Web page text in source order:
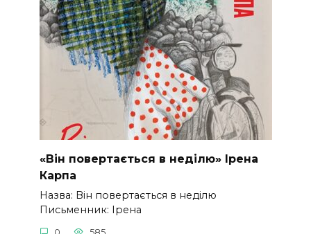
«Він повертається в неділю» Ірена
Карпа
Назва: Він повертається в неділю
Письменник: Ірена